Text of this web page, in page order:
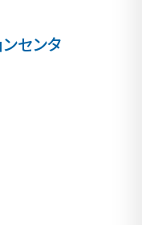
センタ